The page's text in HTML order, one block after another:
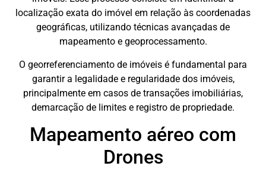
localização exata do imóvel em relação às coordenadas
geográficas, utilizando técnicas avançadas de
mapeamento e geoprocessamento.
O georreferenciamento de imóveis é fundamental para
garantir a legalidade e regularidade dos imóveis,
principalmente em casos de transações imobiliárias,
demarcação de limites e registro de propriedade.
Mapeamento aéreo com
Drones